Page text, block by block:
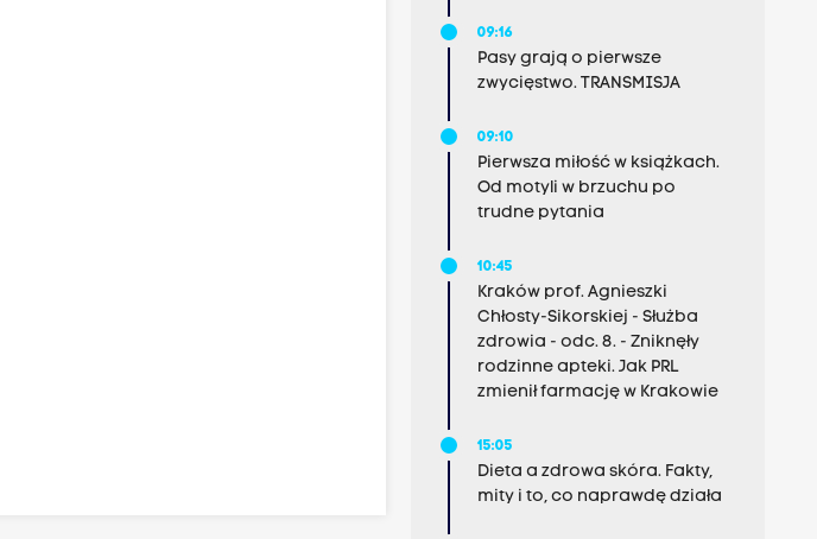
09:16
Pasy grają o pierwsze
zwycięstwo. TRANSMISJA
09:10
Pierwsza miłość w książkach.
Od motyli w brzuchu po
trudne pytania
10:45
Kraków prof. Agnieszki
Chłosty-Sikorskiej - Służba
zdrowia - odc. 8. - Zniknęły
rodzinne apteki. Jak PRL
zmienił farmację w Krakowie
15:05
Dieta a zdrowa skóra. Fakty,
mity i to, co naprawdę działa